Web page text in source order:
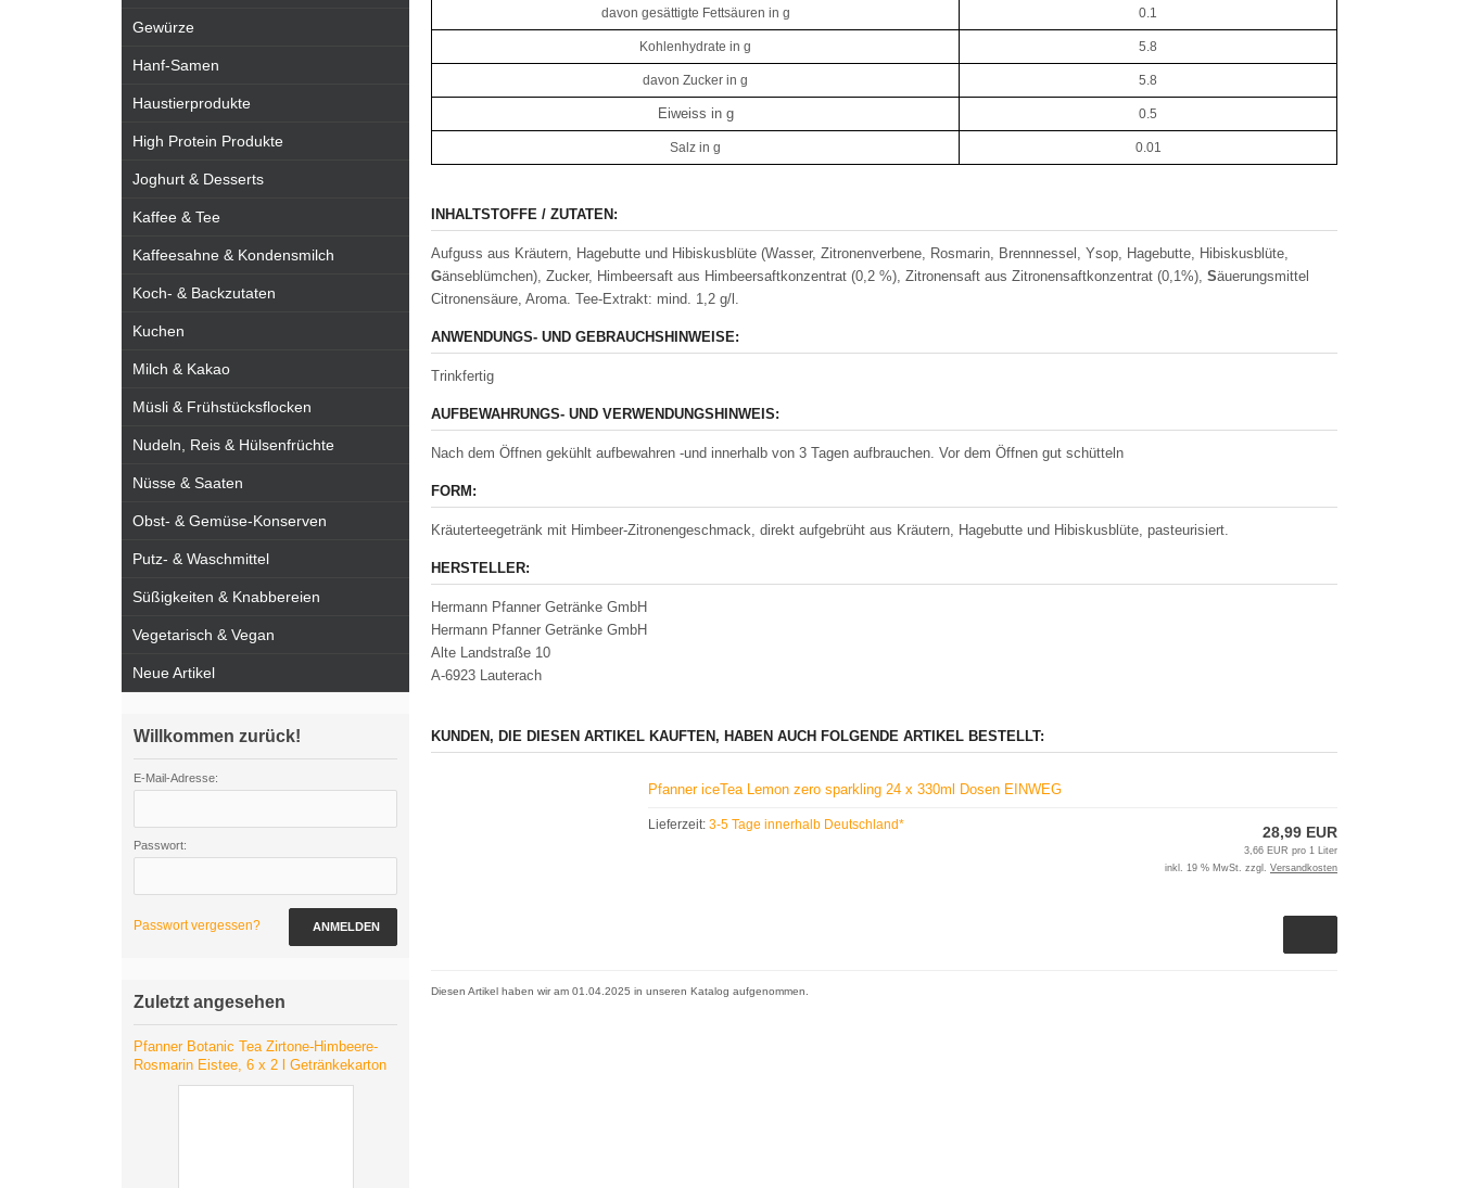
davon gesättigte Fettsäuren in g 0.1
Kohlenhydrate in g 5.8
davon Zucker in g 5.8
Eiweiss in g 0.5
Salz in g 0.01
INHALTSTOFFE / ZUTATEN:
Aufguss aus Kräutern, Hagebutte und Hibiskusblüte (Wasser, Zitronenverbene, Rosmarin, Brennnessel, Ysop, Hagebutte, Hibiskusblüte,
Gänseblümchen), Zucker, Himbeersaft aus Himbeersaftkonzentrat (0,2 %), Zitronensaft aus Zitronensaftkonzentrat (0,1%), Säuerungsmittel
Citronensäure, Aroma. Tee-Extrakt: mind. 1,2 g/l.
ANWENDUNGS- UND GEBRAUCHSHINWEISE:
Trinkfertig
AUFBEWAHRUNGS- UND VERWENDUNGSHINWEIS:
Nach dem Öffnen gekühlt aufbewahren -und innerhalb von 3 Tagen aufbrauchen. Vor dem Öffnen gut schütteln
FORM:
Kräuterteegetränk mit Himbeer-Zitronengeschmack, direkt aufgebrüht aus Kräutern, Hagebutte und Hibiskusblüte, pasteurisiert.
HERSTELLER:
Hermann Pfanner Getränke GmbH
Hermann Pfanner Getränke GmbH
Alte Landstraße 10
A-6923 Lauterach
KUNDEN, DIE DIESEN ARTIKEL KAUFTEN, HABEN AUCH FOLGENDE ARTIKEL BESTELLT:
Pfanner iceTea Lemon zero sparkling 24 x 330ml Dosen EINWEG
Lieferzeit:3-5 Tage innerhalb Deutschland* 28,99 EUR
3,66 EUR pro 1 Liter
inkl. 19 % MwSt. zzgl. Versandkosten
Diesen Artikel haben wir am 01.04.2025 in unseren Katalog aufgenommen.
Gewürze
Hanf-Samen
Haustierprodukte
High Protein Produkte
Joghurt & Desserts
Kaffee & Tee
Kaffeesahne & Kondensmilch
Koch- & Backzutaten
Kuchen
Milch & Kakao
Müsli & Frühstücksflocken
Nudeln, Reis & Hülsenfrüchte
Nüsse & Saaten
Obst- & Gemüse-Konserven
Putz- & Waschmittel
Süßigkeiten & Knabbereien
Vegetarisch & Vegan
Neue Artikel
Willkommen zurück!
E-Mail-Adresse:
Passwort:
Passwort vergessen? ANMELDEN
Zuletzt angesehen
Pfanner Botanic Tea Zirtone-Himbeere-
Rosmarin Eistee, 6 x 2 l Getränkekarton